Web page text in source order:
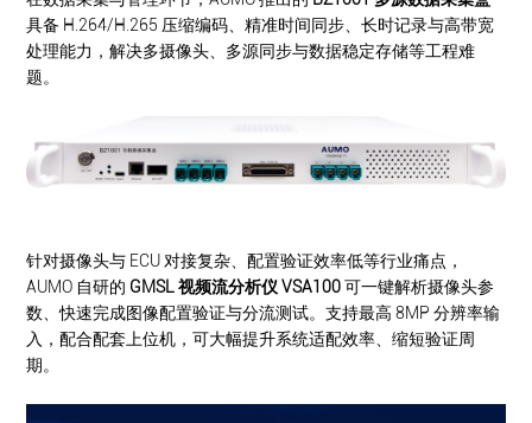
具备 H.264/H.265 压缩编码、精准时间同步、长时记录与高带宽
处理能力，解决多摄像头、多源同步与数据稳定存储等工程难
题。
针对摄像头与 ECU 对接复杂、配置验证效率低等行业痛点，
AUMO 自研的 GMSL 视频流分析仪 VSA100可一键解析摄像头参
数、快速完成图像配置验证与分流测试。支持最高 8MP 分辨率输
入，配合配套上位机，可大幅提升系统适配效率、缩短验证周
期。